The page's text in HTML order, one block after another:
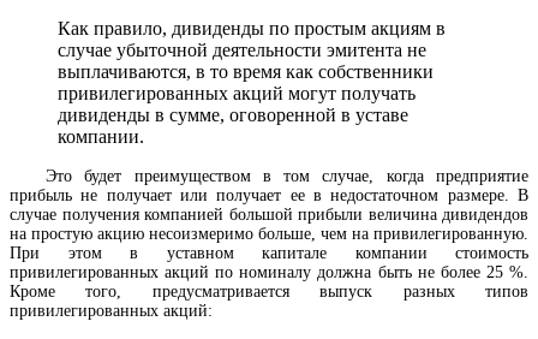
Как правило, дивиденды по простым акциям в
случае убыточной деятельности эмитента не
выплачиваются, в то время как собственники
привилегированных акций могут получать
дивиденды в сумме, оговоренной в уставе
компании.
Это будет преимуществом в том случае, когда предприятие
прибыль не получает или получает ее в недостаточном размере. В
случае получения компанией большой прибыли величина дивидендов
на простую акцию несоизмеримо больше, чем на привилегированную.
При этом в уставном капитале компании стоимость
привилегированных акций по номиналу должна быть не более 25 %.
Кроме того, предусматривается выпуск разных типов
привилегированных акций: